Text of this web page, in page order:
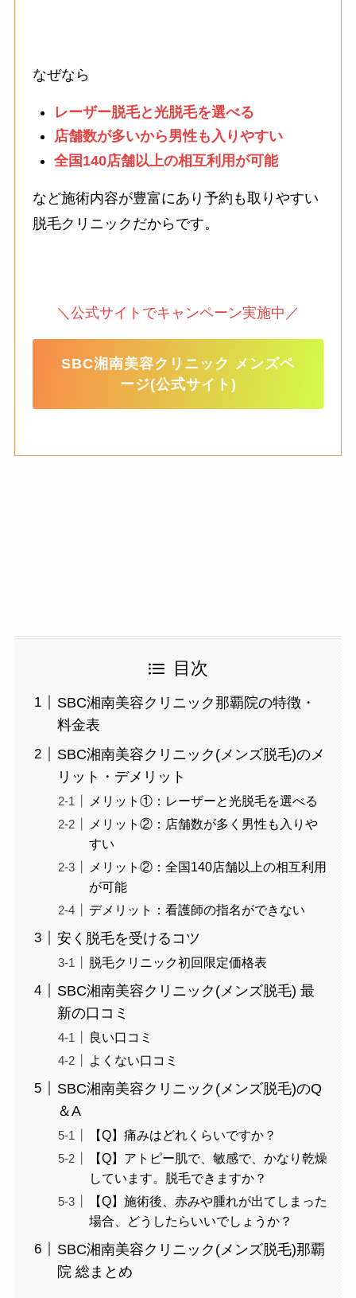
なぜなら
レーザー脱毛と光脱毛を選べる
店舗数が多いから男性も入りやすい
全国140店舗以上の相互利用が可能
など施術内容が豊富にあり予約も取りやすい
脱毛クリニックだからです。
＼公式サイトでキャンペーン実施中／
SBC湘南美容クリニック メンズペ
ージ(公式サイト)
目次
SBC湘南美容クリニック那覇院の特徴・
料金表
SBC湘南美容クリニック(メンズ脱毛)のメ
リット・デメリット
メリット①：レーザーと光脱毛を選べる
メリット②：店舗数が多く男性も入りや
すい
メリット②：全国140店舗以上の相互利用
が可能
デメリット：看護師の指名ができない
安く脱毛を受けるコツ
脱毛クリニック初回限定価格表
SBC湘南美容クリニック(メンズ脱毛) 最
新の口コミ
良い口コミ
よくない口コミ
SBC湘南美容クリニック(メンズ脱毛)のQ
＆A
【Q】痛みはどれくらいですか？
【Q】アトピー肌で、敏感で、かなり乾燥
しています。脱毛できますか？
【Q】施術後、赤みや腫れが出てしまった
場合、どうしたらいいでしょうか？
SBC湘南美容クリニック(メンズ脱毛)那覇
院 総まとめ